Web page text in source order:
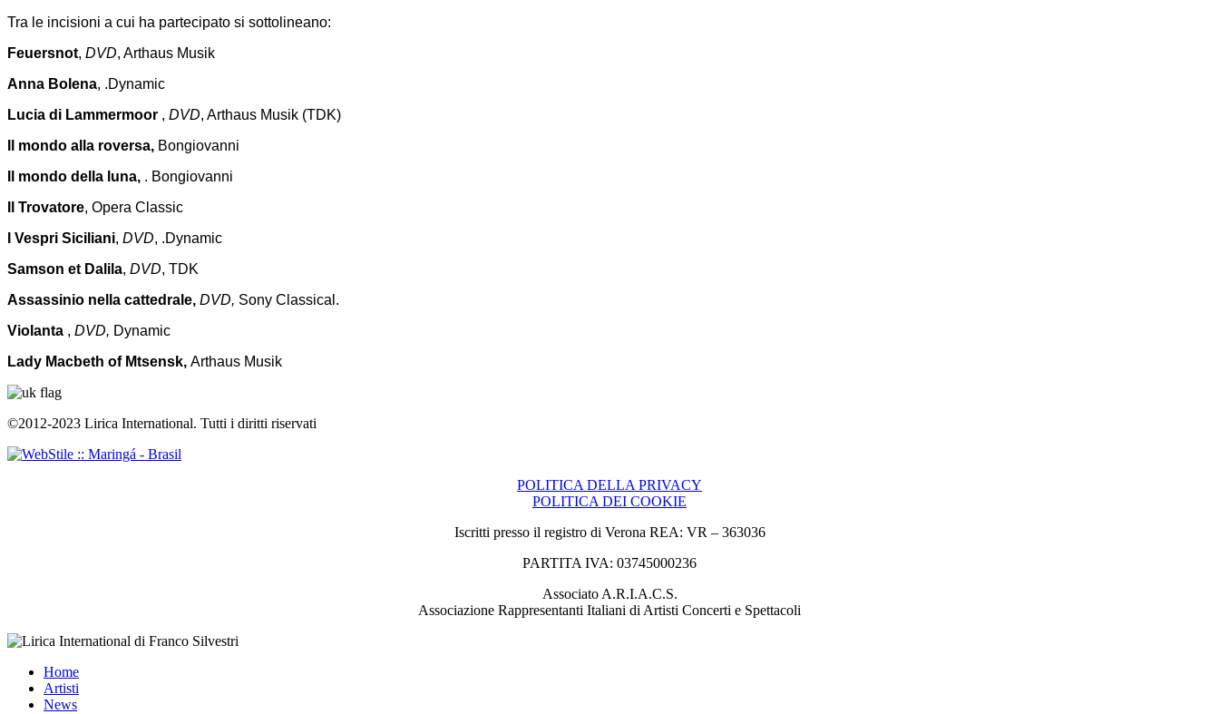
Tra le incisioni a cui ha partecipato si sottolineano:
Feuersnot, DVD, Arthaus Musik
Anna Bolena, .Dynamic
Lucia di Lammermoor , DVD, Arthaus Musik (TDK)
Il mondo alla roversa, Bongiovanni
Il mondo della luna, . Bongiovanni
Il Trovatore, Opera Classic
I Vespri Siciliani, DVD, .Dynamic
Samson et Dalila, DVD, TDK
Assassinio nella cattedrale, DVD, Sony Classical.
Violanta , DVD, Dynamic
Lady Macbeth of Mtsensk, Arthaus Musik
©2012-2023 Lirica International. Tutti i diritti riservati
POLITICA DELLA PRIVACY
POLITICA DEI COOKIE
Iscritti presso il registro di Verona REA: VR – 363036
PARTITA IVA: 03745000236
Associato A.R.I.A.C.S.
Associazione Rappresentanti Italiani di Artisti Concerti e Spettacoli
Home
Artisti
News